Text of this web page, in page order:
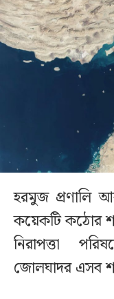
হরমুজ প্রণালি
কয়েকটি কঠোর
নিরাপত্তা
জোলঘাদর এসব